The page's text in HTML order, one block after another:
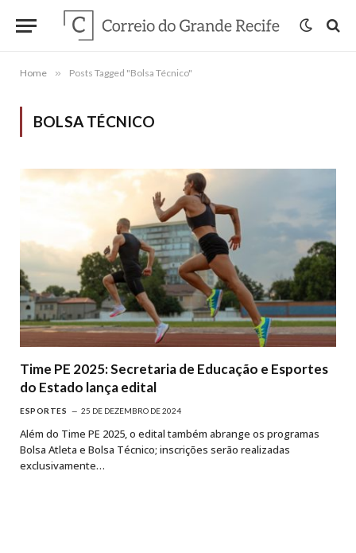
Home » Posts Tagged "Bolsa Técnico"
BOLSA TÉCNICO
Time PE 2025: Secretaria de Educação e Esportes
do Estado lança edital
ESPORTES 25 DE DEZEMBRO DE 2024
Além do Time PE 2025, o edital também abrange os programas
Bolsa Atleta e Bolsa Técnico; inscrições serão realizadas
exclusivamente…